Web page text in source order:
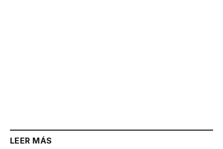
LEER MÁS